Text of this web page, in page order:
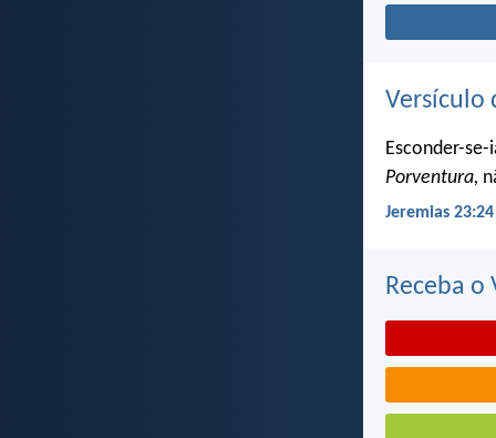
Versículo
Esconder-
Porventura,
Jeremias 23:24
Receba o